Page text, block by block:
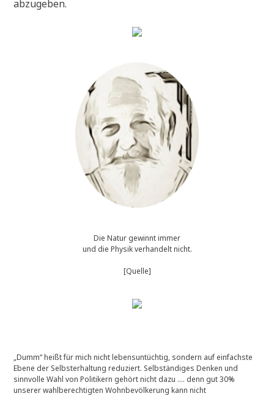
abzugeben.
Die Natur gewinnt immer
und die Physik verhandelt nicht.
[Quelle]
„Dumm“ heißt für mich nicht lebensuntüchtig, sondern auf einfachste
Ebene der Selbsterhaltung reduziert. Selbständiges Denken und
sinnvolle Wahl von Politikern gehört nicht dazu …. denn gut 30%
unserer wahlberechtigten Wohnbevölkerung kann nicht